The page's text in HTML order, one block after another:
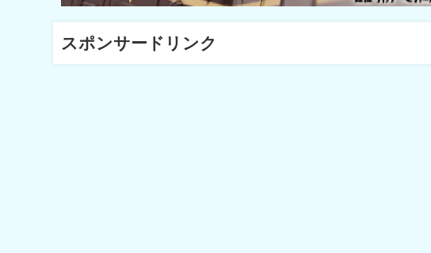
スポンサードリンク